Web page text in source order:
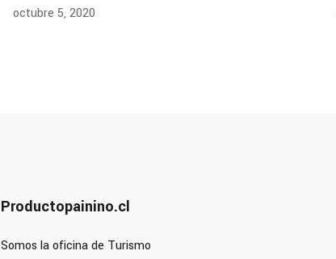
octubre 5, 2020
Productopainino.cl
Somos la oficina de Turismo